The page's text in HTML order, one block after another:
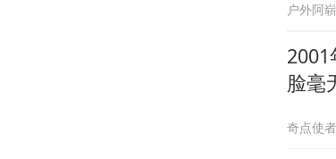
户外阿崭
脸毫
奇点使者